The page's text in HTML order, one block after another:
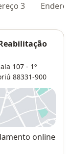
3
107 - 1º
88331-900
separador
online